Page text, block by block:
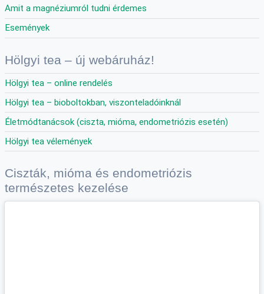
Amit a magnéziumról tudni érdemes
Események
Hölgyi tea – új webáruház!
Hölgyi tea – online rendelés
Hölgyi tea – bioboltokban, viszonteladóinknál
Életmódtanácsok (ciszta, mióma, endometriózis esetén)
Hölgyi tea vélemények
Ciszták, mióma és endometriózis
természetes kezelése